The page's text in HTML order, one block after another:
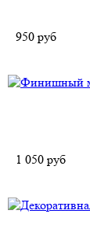
950 руб
1 050 руб